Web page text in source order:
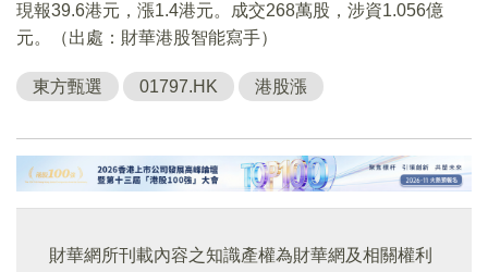
現報39.6港元，漲1.4港元。成交268萬股，涉資1.056億
元。（出處：財華港股智能寫手）
東方甄選 01797.HK 港股漲
財華網所刊載內容之知識產權為財華網及相關權利